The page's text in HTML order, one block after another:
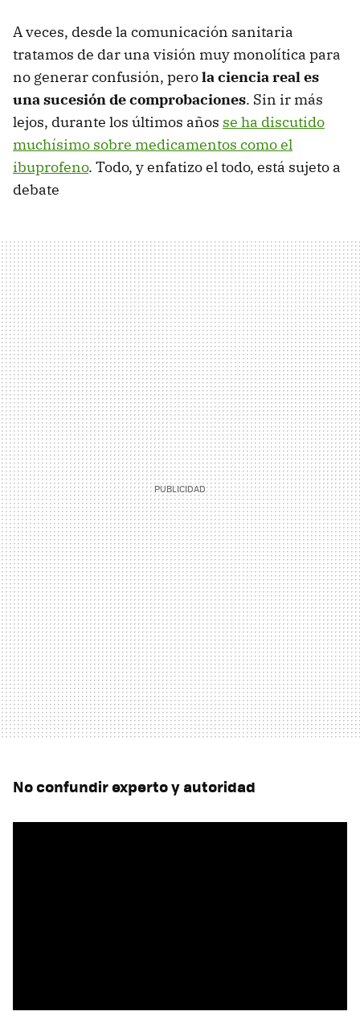
A veces, desde la comunicación sanitaria
tratamos de dar una visión muy monolítica para
no generar confusión, perola ciencia real es
una sucesión de comprobaciones. Sin ir más
lejos, durante los últimos años se ha discutido
muchísimo sobre medicamentos como el
ibuprofeno. Todo, y enfatizo el todo, está sujeto a
debate
No confundir experto y autoridad